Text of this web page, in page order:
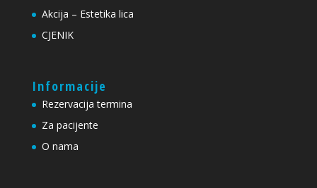
Akcija – Estetika lica
CJENIK
Informacije
Rezervacija termina
Za pacijente
O nama